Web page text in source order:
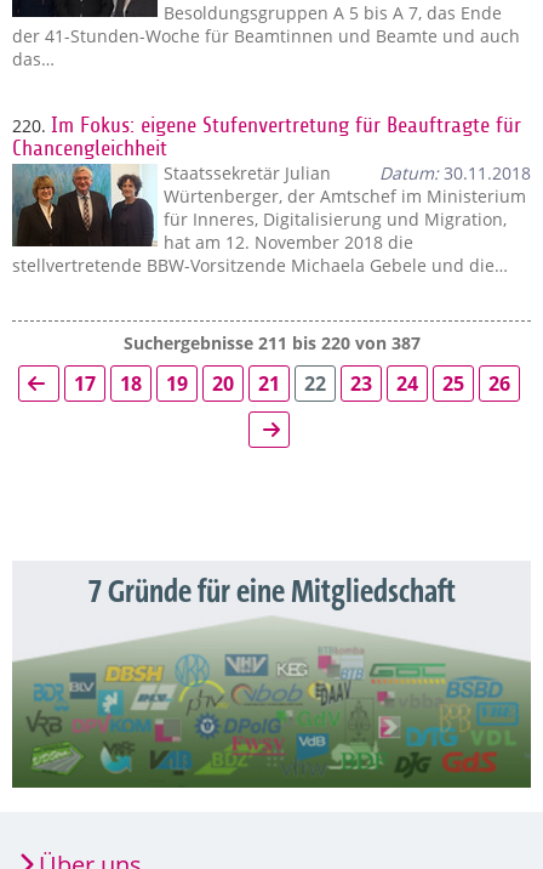
Besoldungsgruppen A 5 bis A 7, das Ende
der 41-Stunden-Woche für Beamtinnen und Beamte und auch
das…
220. Im Fokus: eigene Stufenvertretung für Beauftragte für
Chancengleichheit
Datum:30.11.2018
Staatssekretär Julian
Würtenberger, der Amtschef im Ministerium
für Inneres, Digitalisierung und Migration,
hat am 12. November 2018 die
stellvertretende BBW-Vorsitzende Michaela Gebele und die…
Suchergebnisse 211 bis 220 von 387
17 18 19 20 21 22 23 24 25 26
7 Gründe für eine Mitgliedschaft